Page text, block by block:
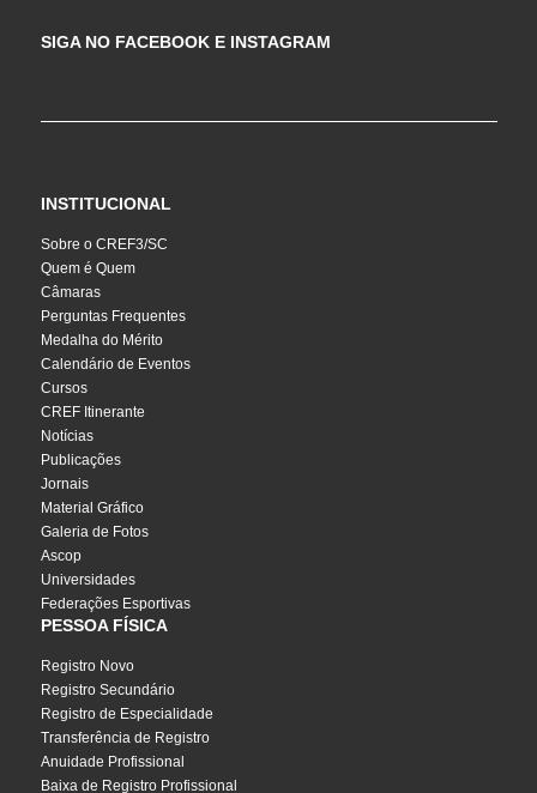
SIGA NO FACEBOOK E INSTAGRAM
INSTITUCIONAL
Sobre o CREF3/SC
Quem é Quem
Câmaras
Perguntas Frequentes
Medalha do Mérito
Calendário de Eventos
Cursos
CREF Itinerante
Notícias
Publicações
Jornais
Material Gráfico
Galeria de Fotos
Ascop
Universidades
Federações Esportivas
PESSOA FÍSICA
Registro Novo
Registro Secundário
Registro de Especialidade
Transferência de Registro
Anuidade Profissional
Baixa de Registro Profissional